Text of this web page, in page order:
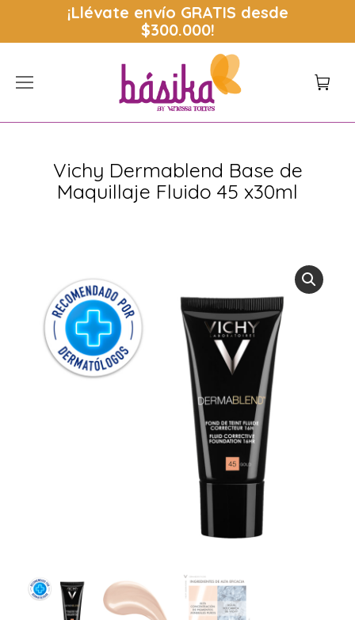
¡Llévate envío GRATIS desde
$300.000!
Vichy Dermablend Base de
Maquillaje Fluido 45 x30ml